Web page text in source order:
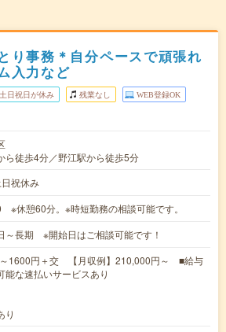
り事務＊自分ペースで頑張れ
入力など
土日祝日が休み 残業なし WEB登録OK
ら徒歩4分／野江駅から徒歩5分
祝休み
※休憩60分。※時短勤務の相談可能です。
～長期 ※開始日はご相談可能です！
1600円＋交 【月収例】210,000円～ ■給与
能な速払いサービスあり
り